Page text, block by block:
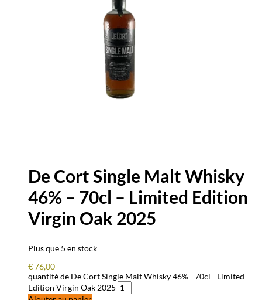
De Cort Single Malt Whisky
46% – 70cl – Limited Edition
Virgin Oak 2025
Plus que 5 en stock
€76,00
quantité de De Cort Single Malt Whisky 46% - 70cl - Limited
Edition Virgin Oak 2025